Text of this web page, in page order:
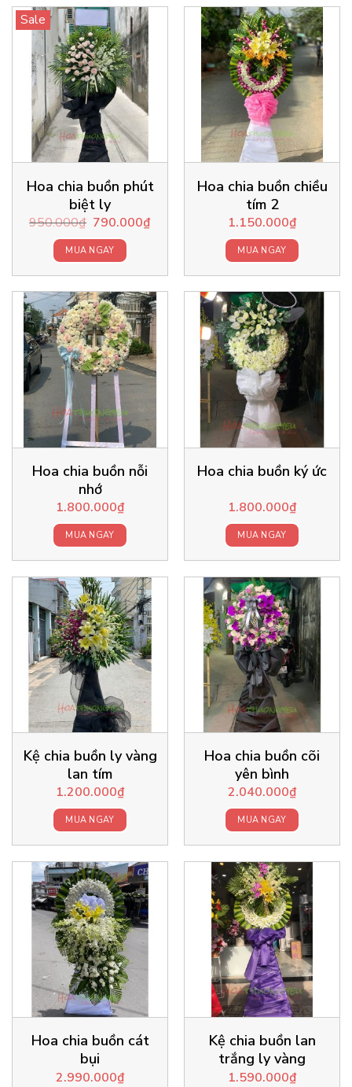
Sale
Hoa chia buồn phút
biệt ly
950.000₫ Original
price
was:
950.000₫.
790.000₫Current
MUA NGAY
Hoa chia buồn chiều
tím 2
1.150.000₫
MUA NGAY
Hoa chia buồn nỗi
nhớ
1.800.000₫
MUA NGAY
Hoa chia buồn ký ức
1.800.000₫
MUA NGAY
Kệ chia buồn ly vàng
lan tím
1.200.000₫
MUA NGAY
Hoa chia buồn cõi
yên bình
2.040.000₫
MUA NGAY
Hoa chia buồn cát
bụi
2.990.000₫
Kệ chia buồn lan
trắng ly vàng
1.590.000₫